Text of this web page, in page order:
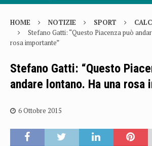
HOME NOTIZIE SPORT
Stefano Gatti: “Questo Piacenza può
rosa importante”
Stefano Gatti: “Questo
andare lontano. Ha una rosa
6 Ottobre 2015